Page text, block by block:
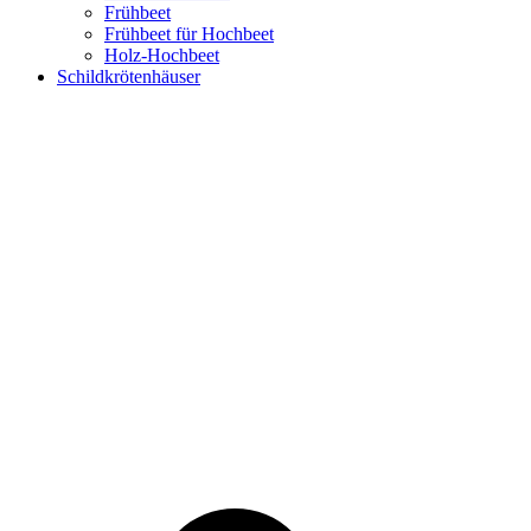
Frühbeet
Frühbeet für Hochbeet
Holz-Hochbeet
Schildkrötenhäuser